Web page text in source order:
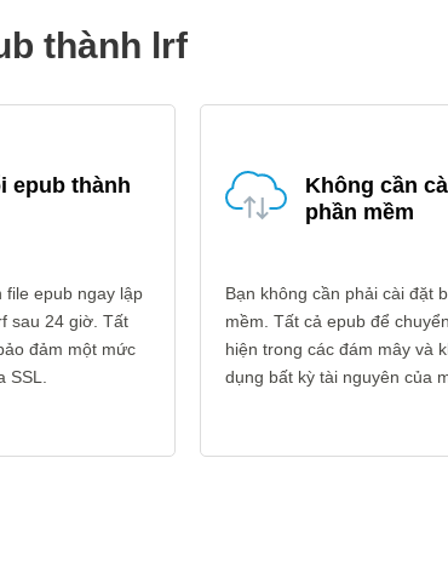
thành lrf
epub thành
file epub ngay lập
sau 24 giờ. Tất
đảm một mức
Không cần
phần mềm
Bạn không cần phải cài đặt
mềm. Tất cả epub để
hiện trong các đám mây và
dụng bất kỳ tài nguyên của